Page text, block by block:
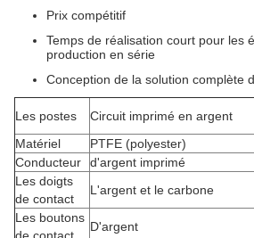
Prix compétitif
Temps de réalisation court pour les
production en série
Conception de la solution complète
Les postes Circuit imprimé en argent
Matériel
PTFE (polyester)
Conducteur
d'argent imprimé
Les doigts
de contact
L'argent et le carbone
Les boutons
D'argent